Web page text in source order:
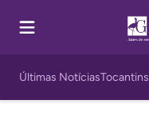
Últimas NotíciasTocantins